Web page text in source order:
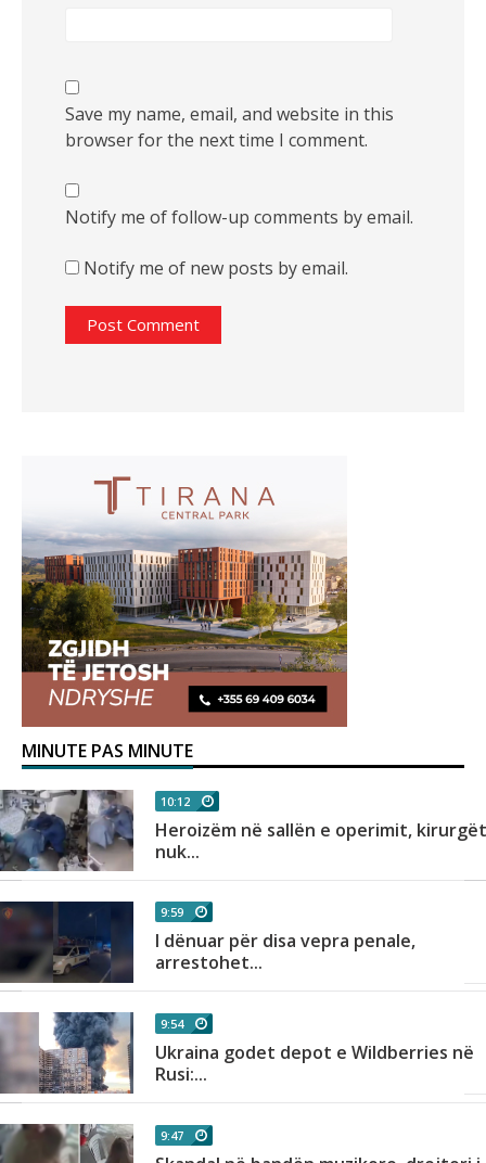
Save my name, email, and website in this
browser for the next time I comment.
Notify me of follow-up comments by email.
Notify me of new posts by email.
MINUTE PAS MINUTE
10:12
Heroizëm në sallën e operimit, kirurgët
nuk...
9:59
I dënuar për disa vepra penale,
arrestohet...
9:54
Ukraina godet depot e Wildberries në
Rusi:...
9:47